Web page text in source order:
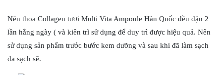
Nên thoa Collagen tươi Multi Vita Ampoule Hàn Quốc đều đặn 2
lần hằng ngày ( và kiên trì sử dụng để duy trì được hiệu quả. Nên
sử dụng sản phẩm trước bước kem dưỡng và sau khi đã làm sạch
da sạch sẽ.